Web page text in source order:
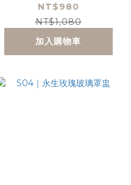
NT$980
NT$1,080
加入購物車